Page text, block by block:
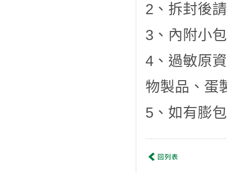
2、拆封後
3、內附小
4、過敏原
物製品、蛋
5、如有膨